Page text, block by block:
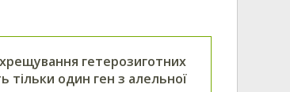
гетерозиготних
один ген з алельної